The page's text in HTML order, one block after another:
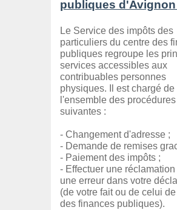
publiques
Le Service des impôts des
particuliers du centre des
publiques regroupe les
services accessibles aux
contribuables personnes
physiques. Il est chargé de
l'ensemble des procédures
suivantes :
- Changement d'adresse ;
- Demande de remises
- Paiement des impôts ;
- Effectuer une réclamation
une erreur dans votre
(de votre fait ou de celui
des finances publiques).